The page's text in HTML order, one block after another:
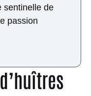
sentinelle de
passion